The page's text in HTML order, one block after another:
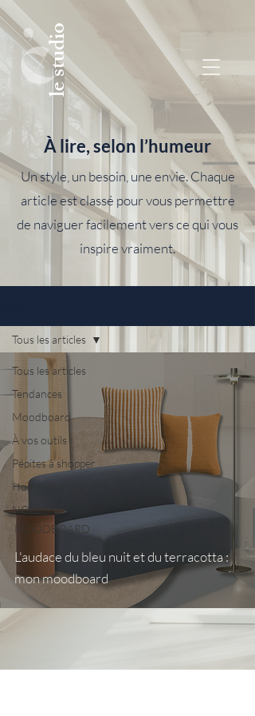
le studio
À lire, selon l’humeur
Un style, un besoin, une envie. Chaque
article est classé pour vous permettre
de naviguer facilement vers ce qui vous
inspire vraiment.
Tous les articles
Tendances
Moodboard
À vos outils
Pépites à shopper
Home staging
NOËL
Tous les articles
L'audace du bleu nuit et du terracotta :
mon moodboard
MOODBOARD